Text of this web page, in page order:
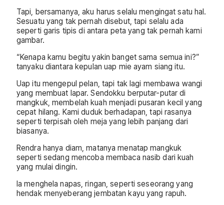
Tapi, bersamanya, aku harus selalu mengingat satu hal.
Sesuatu yang tak pernah disebut, tapi selalu ada
seperti garis tipis di antara peta yang tak pernah kami
gambar.
“Kenapa kamu begitu yakin banget sama semua ini?”
tanyaku diantara kepulan uap mie ayam siang itu.
Uap itu mengepul pelan, tapi tak lagi membawa wangi
yang membuat lapar. Sendokku berputar-putar di
mangkuk, membelah kuah menjadi pusaran kecil yang
cepat hilang. Kami duduk berhadapan, tapi rasanya
seperti terpisah oleh meja yang lebih panjang dari
biasanya.
Rendra hanya diam, matanya menatap mangkuk
seperti sedang mencoba membaca nasib dari kuah
yang mulai dingin.
Ia menghela napas, ringan, seperti seseorang yang
hendak menyeberang jembatan kayu yang rapuh.